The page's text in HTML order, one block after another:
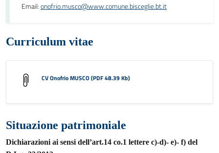
Email:onofrio.musco@www.comune.bisceglie.bt.it
Curriculum vitae
CV Onofrio MUSCO (PDF 48.39 Kb)
Situazione patrimoniale
Dichiarazioni ai sensi dell’art.14 co.1 lettere c)-d)- e)- f) del